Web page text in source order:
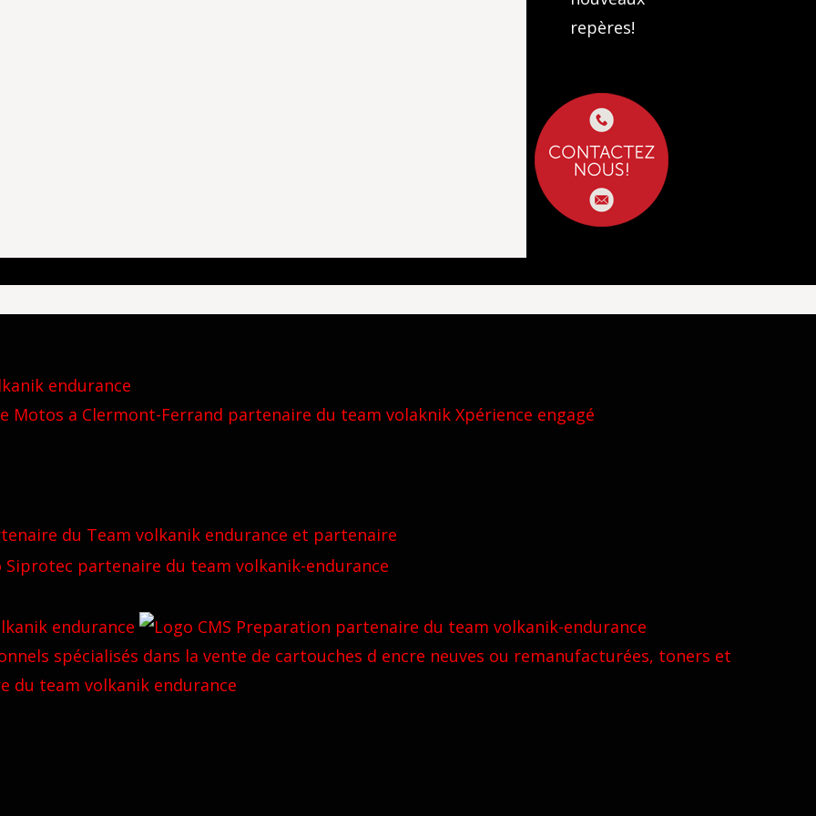
repères!